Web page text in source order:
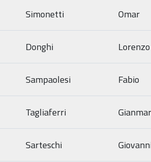
Simonetti Omar
Donghi Lorenzo
Sampaolesi Fabio
Tagliaferri
Sarteschi